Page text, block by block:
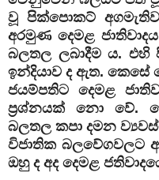
වූ පික්පොකට්
අරමුණ දෙමළ
බලතල ලබාදීම ය.
ඉන්දියාව ද ඇත. කෙසේ
ජයම්පතිට දෙමළ
ප්‍රශ්නයක් නො වේ.
බලතල කපා දමන
විජාතික බලවේගවලට
ඔහු ද අද දෙමළ